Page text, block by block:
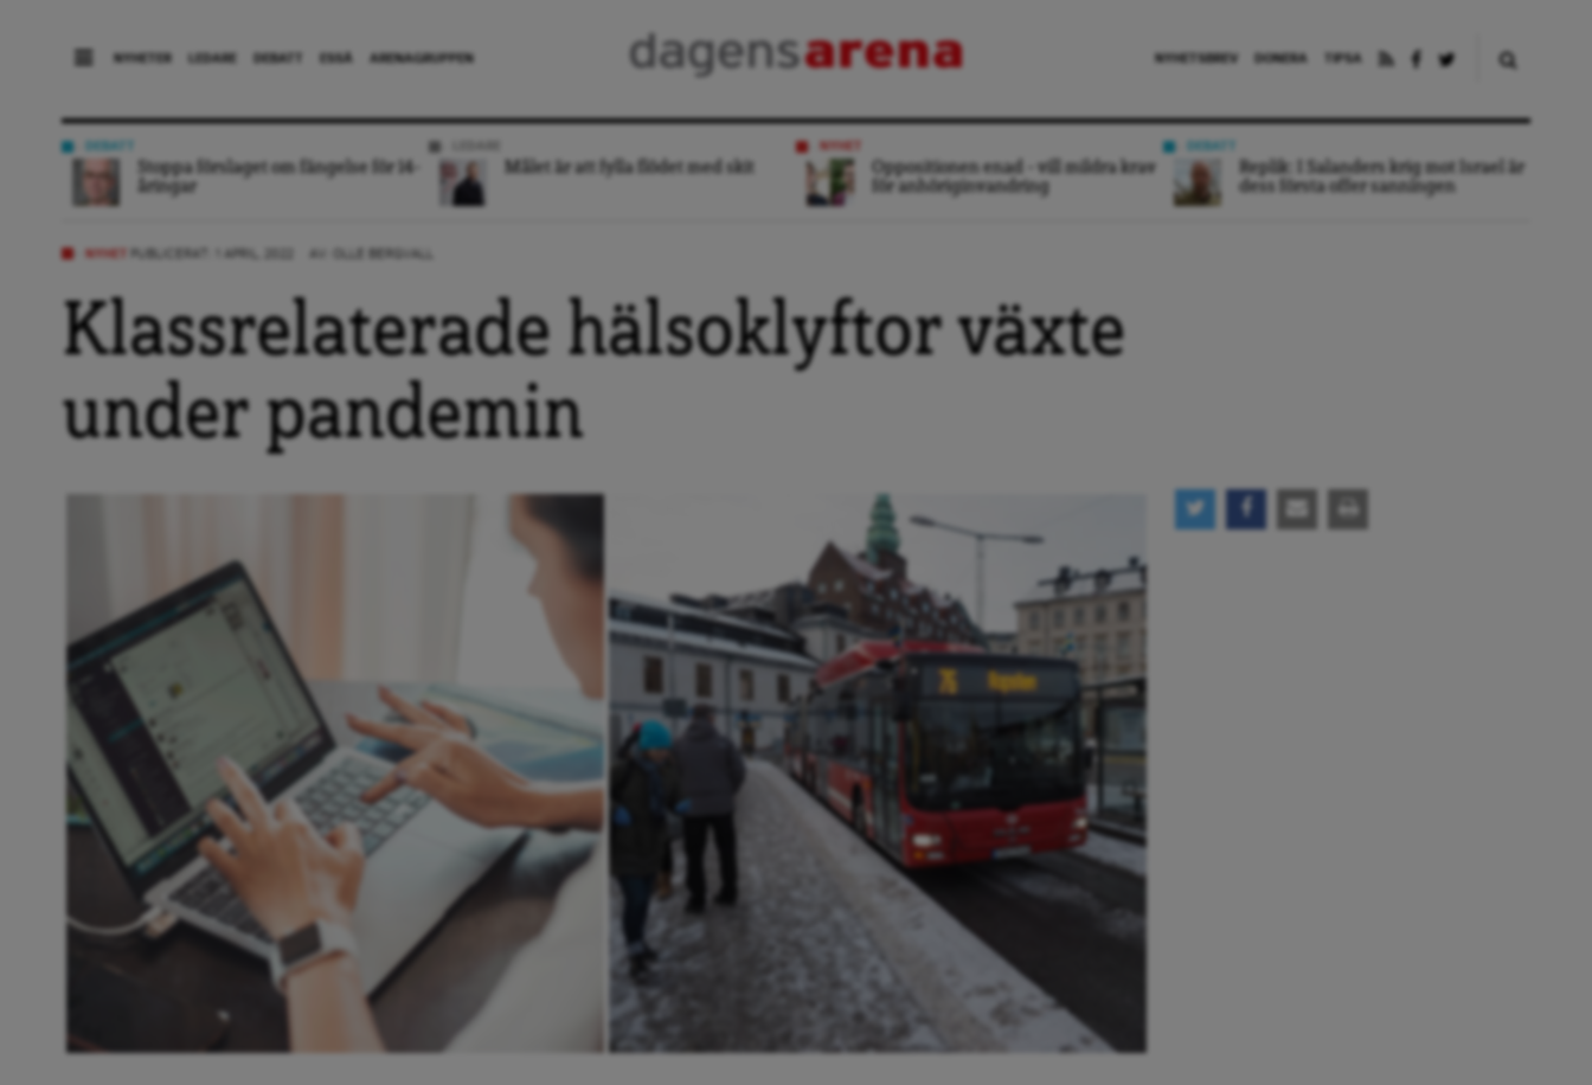
NYHETER LEDARE DEBATT ESSÄ ARENAGRUPPEN NYHETSBREV DONERA TIPSA
Stoppa förslaget om fängelse för 14-
åringar
Målet är att fylla flödet med skit
NYHET
Oppositionen enad – vill mildra krav
för anhöriginvandring
Replik: I Salanders krig mot Israel är
dess första offer sanningen
NYHET PUBLICERAT: 1 APRIL, 2022
Klassrelaterade hälsoklyftor växte
under pandemin